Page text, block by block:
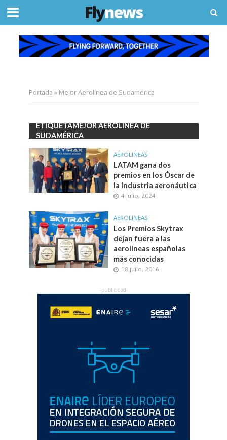
Portada » Mejor Aerolínea de Sudamérica
ETIQUETAMEJOR AEROLÍNEA DE
SUDAMÉRICA
AEROLINEAS
LATAM gana dos
premios en los Óscar de
la industria aeronáutica
4 julio, 2024
AEROLINEAS
Los Premios Skytrax
dejan fuera a las
aerolíneas españolas
más conocidas
18 julio, 2016